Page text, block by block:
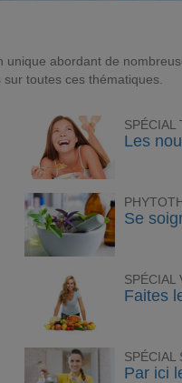
abordant de
toutes ces thématiques.
SPÉCIAL
Les
Se
SPÉCIAL
Faites
SPÉCIAL
Par ici